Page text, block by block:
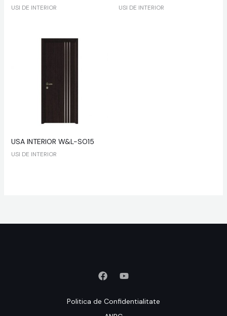
USI DE INTERIOR USI DE INTERIOR
USA INTERIOR W&L-SO15
USI DE INTERIOR
Politica de Confidentialitate